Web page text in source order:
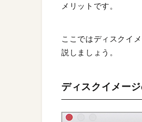
メリットです。
ここではディスクイ
説しましょう。
ディスクイメー